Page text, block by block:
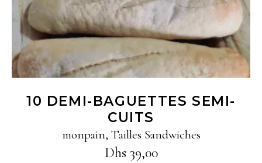
10 DEMI-BAGUETTES SEMI-
CUITS
monpain, Tailles Sandwiches
Dhs39,00